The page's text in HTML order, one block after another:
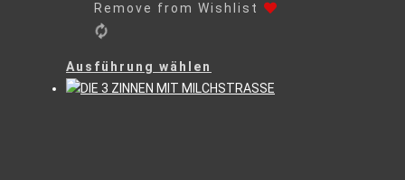
Remove from Wishlist
Ausführung wählen
Produkt